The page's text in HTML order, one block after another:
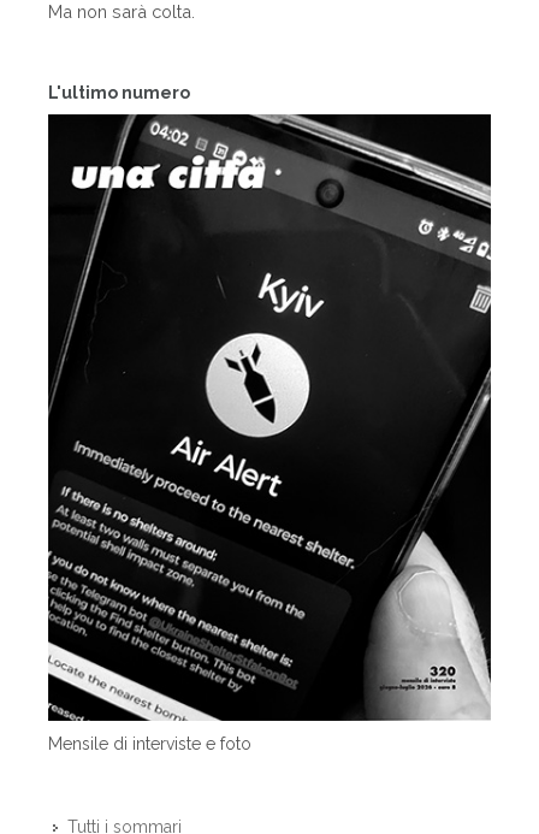
L'ultimo numero
Mensile di interviste e foto
Tutti i sommari
Ma non sarà colta.